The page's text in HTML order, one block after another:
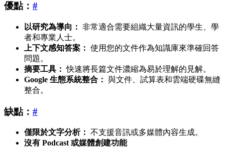
優點： #
以研究為導向： 非常適合需要組織大量資訊的學生、學
者和專業人士。
上下文感知答案： 使用您的文件作為知識庫來準確回答
問題。
摘要工具： 快速將長篇文件濃縮為易於理解的見解。
Google 生態系統整合： 與文件、試算表和雲端硬碟無縫
整合。
缺點： #
僅限於文字分析： 不支援音訊或多媒體內容生成。
沒有 Podcast 或媒體創建功能